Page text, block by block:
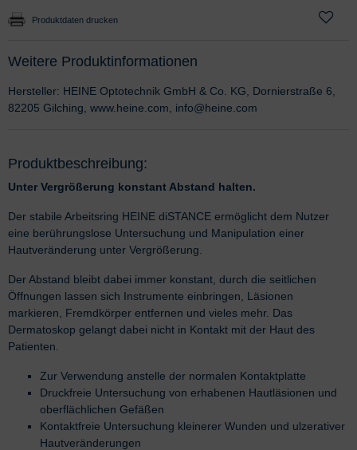
Produktdaten drucken
Weitere Produktinformationen
Hersteller: HEINE Optotechnik GmbH & Co. KG, Dornierstraße 6,
82205 Gilching, www.heine.com, info@heine.com
Produktbeschreibung:
Unter Vergrößerung konstant Abstand halten.
Der stabile Arbeitsring HEINE diSTANCE ermöglicht dem Nutzer
eine berührungslose Untersuchung und Manipulation einer
Hautveränderung unter Vergrößerung.
Der Abstand bleibt dabei immer konstant, durch die seitlichen
Öffnungen lassen sich Instrumente einbringen, Läsionen
markieren, Fremdkörper entfernen und vieles mehr. Das
Dermatoskop gelangt dabei nicht in Kontakt mit der Haut des
Patienten.
Zur Verwendung anstelle der normalen Kontaktplatte
Druckfreie Untersuchung von erhabenen Hautläsionen und
oberflächlichen Gefäßen
Kontaktfreie Untersuchung kleinerer Wunden und ulzerativer
Hautveränderungen